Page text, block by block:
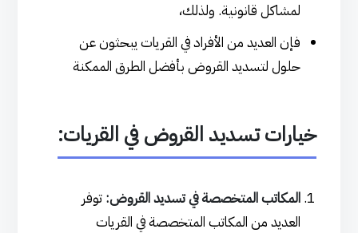
لمشاكل قانونية. ولذلك،
فإن العديد من الأفراد في القريات يبحثون عن
حلول لتسديد القروض بأفضل الطرق الممكنة
خيارات تسديد القروض في القريات:
المكاتب المتخصصة في تسديد القروض: توفر
العديد من المكاتب المتخصصة في القريات